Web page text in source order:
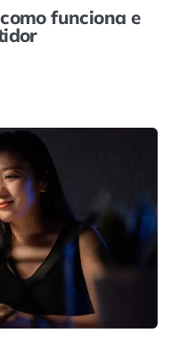
funciona e